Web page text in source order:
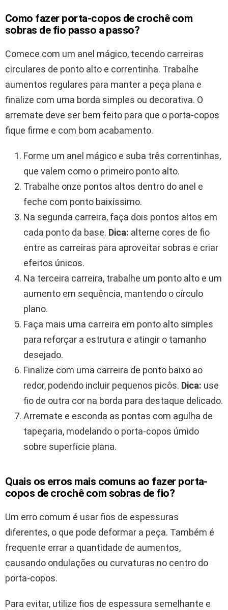
Como fazer porta-copos de crochê com
sobras de fio passo a passo?
Comece com um anel mágico, tecendo carreiras
circulares de ponto alto e correntinha. Trabalhe
aumentos regulares para manter a peça plana e
finalize com uma borda simples ou decorativa. O
arremate deve ser bem feito para que o porta-copos
fique firme e com bom acabamento.
Forme um anel mágico e suba três correntinhas,
que valem como o primeiro ponto alto.
Trabalhe onze pontos altos dentro do anel e
feche com ponto baixíssimo.
Na segunda carreira, faça dois pontos altos em
cada ponto da base. Dica: alterne cores de fio
entre as carreiras para aproveitar sobras e criar
efeitos únicos.
Na terceira carreira, trabalhe um ponto alto e um
aumento em sequência, mantendo o círculo
plano.
Faça mais uma carreira em ponto alto simples
para reforçar a estrutura e atingir o tamanho
desejado.
Finalize com uma carreira de ponto baixo ao
redor, podendo incluir pequenos picôs. Dica: use
fio de outra cor na borda para destaque delicado.
Arremate e esconda as pontas com agulha de
tapeçaria, modelando o porta-copos úmido
sobre superfície plana.
Quais os erros mais comuns ao fazer porta-
copos de crochê com sobras de fio?
Um erro comum é usar fios de espessuras
diferentes, o que pode deformar a peça. Também é
frequente errar a quantidade de aumentos,
causando ondulações ou curvaturas no centro do
porta-copos.
Para evitar, utilize fios de espessura semelhante e